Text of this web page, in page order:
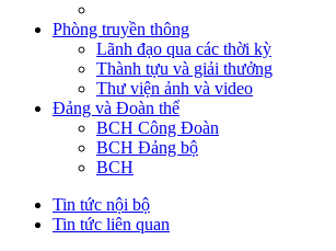
Phòng truyền thông
Lãnh đạo qua các thời kỳ
Thành tựu và giải thưởng
Thư viện ảnh và video
Đảng và Đoàn thể
BCH Công Đoàn
BCH Đảng bộ
BCH
Tin tức nội bộ
Tin tức liên quan